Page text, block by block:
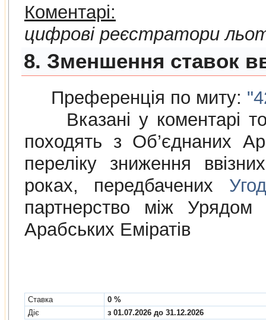
Коментарі:
цифрові реєстратори
8. Зменшення ставок
Преференція по миту:
Вказані у коментарі
походять з Об’єднаних
переліку зниження
роках, передбачених
партнерство між
Арабських Еміратів
Cтавка
0 %
Діє
з 01.07.2026 до 31.12.2026